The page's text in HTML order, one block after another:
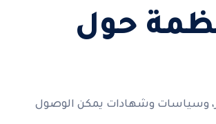
حول
وسياسات وشهادات يمكن الوصول